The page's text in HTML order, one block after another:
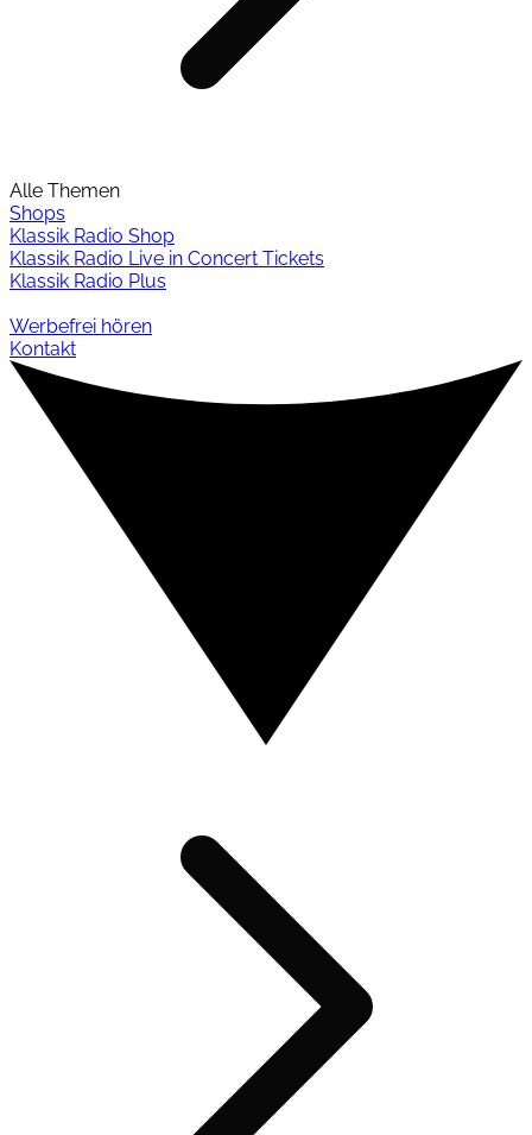
Alle Themen
Shops
Klassik Radio Shop
Klassik Radio Live in Concert Tickets
Klassik Radio Plus
Werbefrei hören
Kontakt